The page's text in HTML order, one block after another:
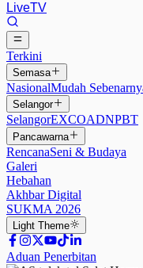
LiveTV
Terkini
Semasa
NasionalMudah
Selangor
SelangorEXCOADNPBT
Pancawarna
RencanaSeni & Budaya
Galeri
Hebahan
Akhbar Digital
SUKMA 2026
Light Theme
Aduan Penerbitan